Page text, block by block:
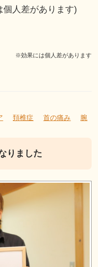
個人差があります)
※効果には個人差があります
頚椎症 首の痛み
腕
りました